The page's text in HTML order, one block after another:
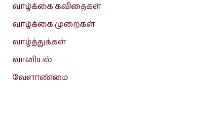
வாழ்க்கை கவிதைகள்
வாழ்க்கை முறைகள்
வாழ்த்துக்கள்
வானியல்
வேளாண்மை